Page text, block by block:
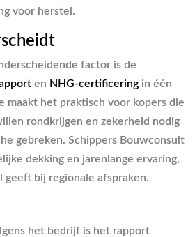
voor herstel.
factor is de
en NHG-certificering in één
maakt het praktisch voor kopers die
rondkrijgen en zekerheid nodig
gebreken. Schippers Bouwconsult
dekking en jarenlange ervaring,
bij regionale afspraken.
het bedrijf is het rapport